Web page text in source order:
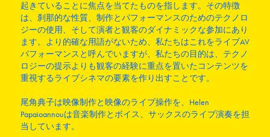
起きていることに焦点を当てたものを指します。その特徴
は、刹那的な性質、制作とパフォーマンスのためのテクノロ
ジーの使用、そして演者と観客のダイナミックな参加にあり
ます。より的確な用語がないため、私たちはこれをライブAV
パフォーマンスと呼んでいますが、私たちの目的は、テクノ
ロジーの提示よりも観客の経験に重点を置いたコンテンツを
重視するライブシネマの要素を作り出すことです。
尾角典子は映像制作と映像のライブ操作を、Helen
Papaioannouは音楽制作とボイス、サックスのライブ演奏を担
当しています。